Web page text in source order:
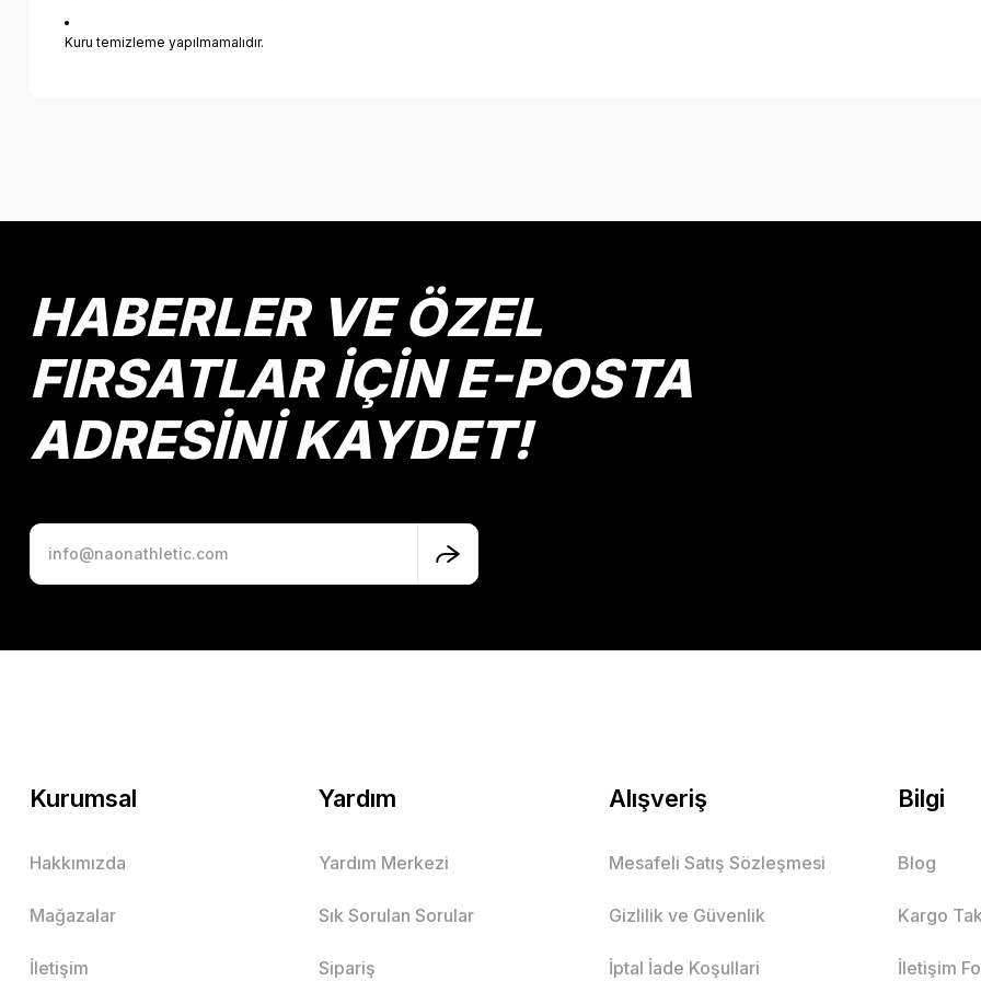
Kuru temizleme yapılmamalıdır.
Ürün resmi kalitesiz, bozuk veya görüntülenemiyor.
Ürün fiyatı diğer sitelerden daha pahalı.
Bu ürüne benzer farklı alternatifler olmalı.
HABERLER VE ÖZEL
FIRSATLAR İÇİN E-POSTA
ADRESİNİ KAYDET!
Kurumsal
Hakkımızda
Mağazalar
İletişim
Yardım
Yardım Merkezi
Sık Sorulan Sorular
Sipariş
Alışveriş
Mesafeli Satış Sözleşmesi
Gizlilik ve Güvenlik
İptal İade Koşullari
Bilgi
Blog
Kargo
İletişim